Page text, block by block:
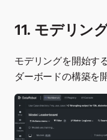
11. モデリン
モデリングを開始す
ダーボードの構築を